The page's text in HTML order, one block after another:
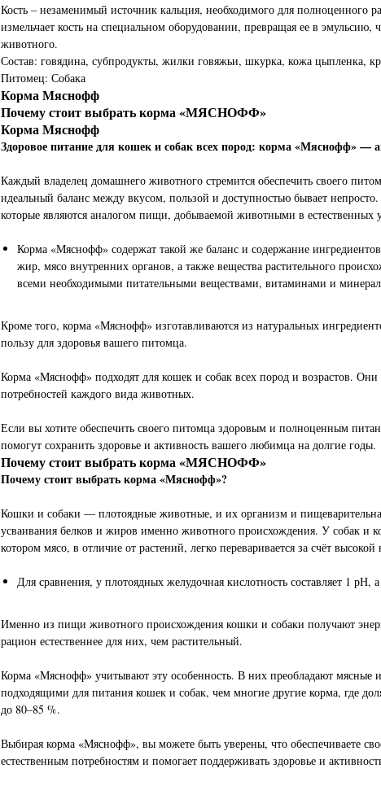
Кость – незаменимый источник кальция, необходимого для полноценного
измельчает кость на специальном оборудовании, превращая ее в
животного.
Состав: говядина, субпродукты, жилки говяжьи, шкурка, кожа цыпленка,
Питомец: Собака
Корма Мяснофф
Почему стоит выбрать корма «МЯСНОФФ»
Корма Мяснофф
Здоровое питание для кошек и собак всех пород: корма «Мяснофф» —
Каждый владелец домашнего животного стремится обеспечить своего
идеальный баланс между вкусом, пользой и доступностью бывает
которые являются аналогом пищи, добываемой животными в естественных
Корма «Мяснофф» содержат такой же баланс и содержание
жир, мясо внутренних органов, а также вещества растительного
всеми необходимыми питательными веществами, витаминами и
Кроме того, корма «Мяснофф» изготавливаются из натуральных
пользу для здоровья вашего питомца.
Корма «Мяснофф» подходят для кошек и собак всех пород и возрастов.
потребностей каждого вида животных.
Если вы хотите обеспечить своего питомца здоровым и полноценным
помогут сохранить здоровье и активность вашего любимца на долгие годы.
Почему стоит выбрать корма «МЯСНОФФ»
Почему стоит выбрать корма «Мяснофф»?
Кошки и собаки — плотоядные животные, и их организм и
усваивания белков и жиров именно животного происхождения. У собак и
котором мясо, в отличие от растений, легко переваривается за счёт
Для сравнения, у плотоядных желудочная кислотность составляет 1
Именно из пищи животного происхождения кошки и собаки получают
рацион естественнее для них, чем растительный.
Корма «Мяснофф» учитывают эту особенность. В них преобладают мясные
подходящими для питания кошек и собак, чем многие другие корма, где
до 80–85 %.
Выбирая корма «Мяснофф», вы можете быть уверены, что обеспечиваете
естественным потребностям и помогает поддерживать здоровье и